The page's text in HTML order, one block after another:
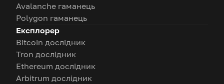
Avalanche гаманець
Polygon гаманець
Експлорер
Bitcoin дослідник
Tron дослідник
Ethereum дослідник
Arbitrum дослідник